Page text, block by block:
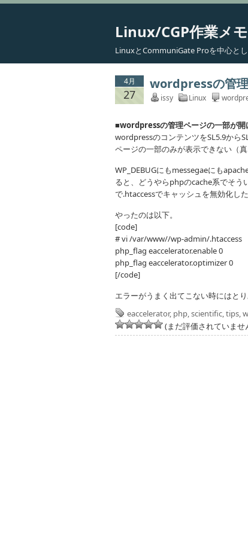
Linux/CGP作業メモ
LinuxとCommuniGate Proを中心と
4月
27
wordpressの管
issy Linux
■wordpressの管理ページの一部が開
wordpressのコンテンツをSL5.9から
ページの一部のみが表示できない（
WP_DEBUGにもmessegaeにも
ると、どうやらphpのcache系でそう
で.htaccessでキャッシュを無効化し
やったのは以下。
[code]
# vi /var/www//wp-admin/.htaccess
php_flag eaccelerator.enable 0
php_flag eaccelerator.optimizer 0
[/code]
エラーがうまく出てこない時にはと
eaccelerator, php,scientific,tips,
(まだ評価されていませ